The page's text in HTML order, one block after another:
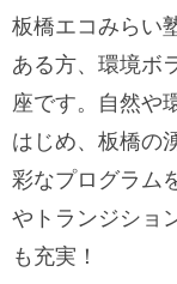
板橋エコみらい
ある方、環境ボ
座です。自然や
はじめ、板橋の
彩なプログラム
やトランジショ
も充実！